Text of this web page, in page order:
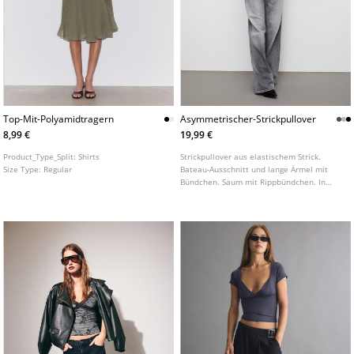
Top-Mit-Polyamidtragern
8,99 €
Product_Type_Split:Shirts
Size Type: Regular
Asymmetrischer-Strickpullover
19,99 €
Strickpullover aus elastischem Strick.
Bateau-Ausschnitt und lange Ärmel mit
Bündchen. Saum mit Rippbündchen. In